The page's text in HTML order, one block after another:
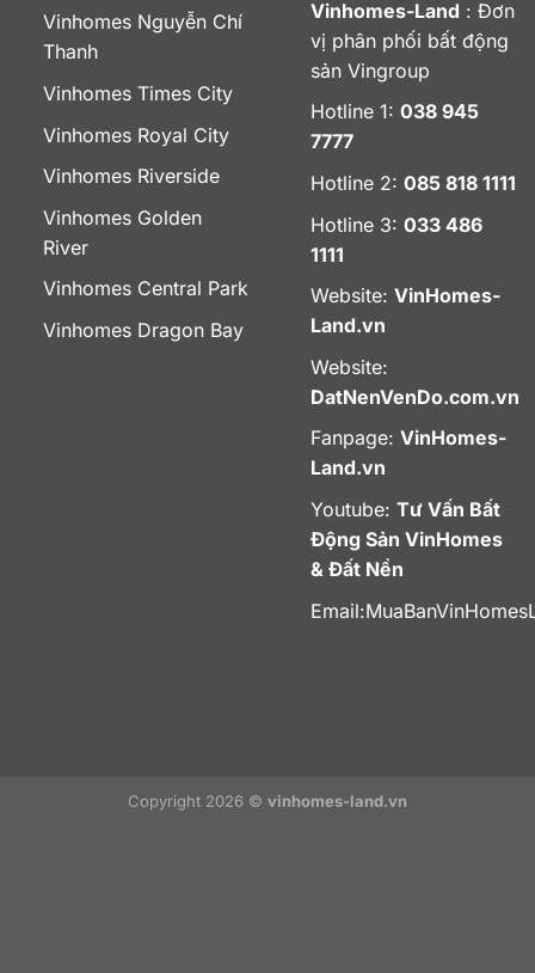
Vinhomes Nguyễn Chí
Thanh
Vinhomes Times City
Vinhomes Royal City
Vinhomes Riverside
Vinhomes Golden
River
Vinhomes Central Park
Vinhomes Dragon Bay
Vinhomes-Land : Đơn
vị phân phối bất động
sản Vingroup
Hotline 1: 038 945
7777
Hotline 2: 085 818 1111
Hotline 3: 033 486
1111
Website: VinHomes-
Land.vn
Website:
DatNenVenDo.com.vn
Fanpage: VinHomes-
Land.vn
Youtube: Tư Vấn Bất
Động Sản VinHomes
& Đất Nền
Email:
Copyright 2026 © vinhomes-land.vn